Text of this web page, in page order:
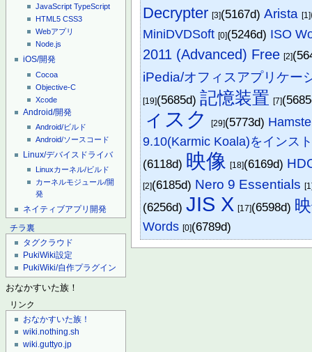
JavaScript TypeScript
HTML5 CSS3
Webアプリ
Node.js
iOS/開発
Cocoa
Objective-C
Xcode
Android/開発
Android/ビルド
Android/ソースコード
Linux/デバイスドライバ
Linuxカーネル/ビルド
カーネルモジュール/開
発
ネイティブアプリ開発
チラ裏
タグクラウド
PukiWiki設定
PukiWiki/自作プラグイン
おなかすいた族！
リンク
おなかすいた族！
wiki.nothing.sh
wiki.guttyo.jp
Decrypter [3](5167d)Arista [1]
MiniDVDSoft [0](5246d) ISO
2011 (Advanced) Free [2]
iPedia/オフィスアプリケー
[19](5685d)記憶装置 [7]
ィスク [29](5773d)
9.10(Karmic Koala)をインス
(6118d) 映像 [18](6169d)
[2](6185d) Nero 9 Essentials
(6256d)JIS X [17](6598d)
Words [0](6789d)